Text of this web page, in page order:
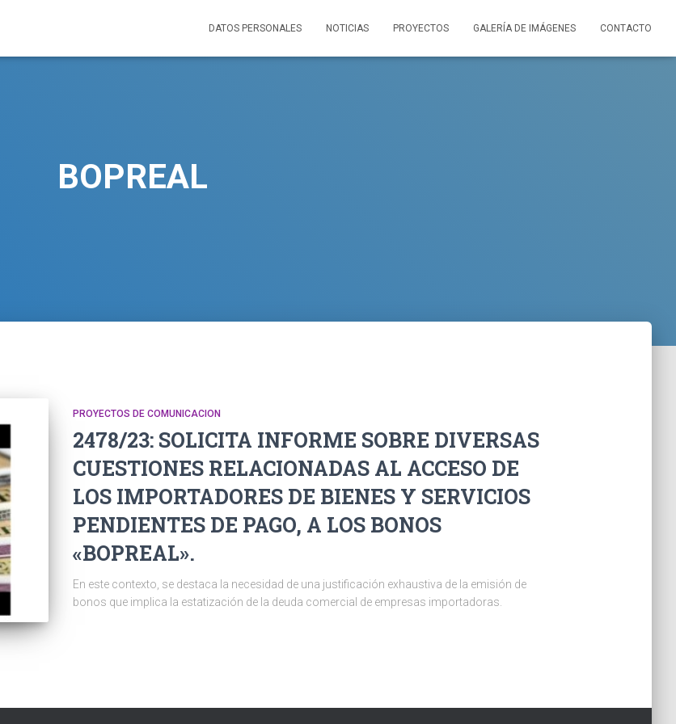
DATOS PERSONALES NOTICIAS PROYECTOS GALERÍA DE IMÁGENES CONTACTO
BOPREAL
PROYECTOS DE COMUNICACION
2478/23: SOLICITA INFORME SOBRE DIVERSAS
CUESTIONES RELACIONADAS AL ACCESO DE
LOS IMPORTADORES DE BIENES Y SERVICIOS
PENDIENTES DE PAGO, A LOS BONOS
«BOPREAL».
En este contexto, se destaca la necesidad de una justificación exhaustiva de la emisión de
bonos que implica la estatización de la deuda comercial de empresas importadoras.